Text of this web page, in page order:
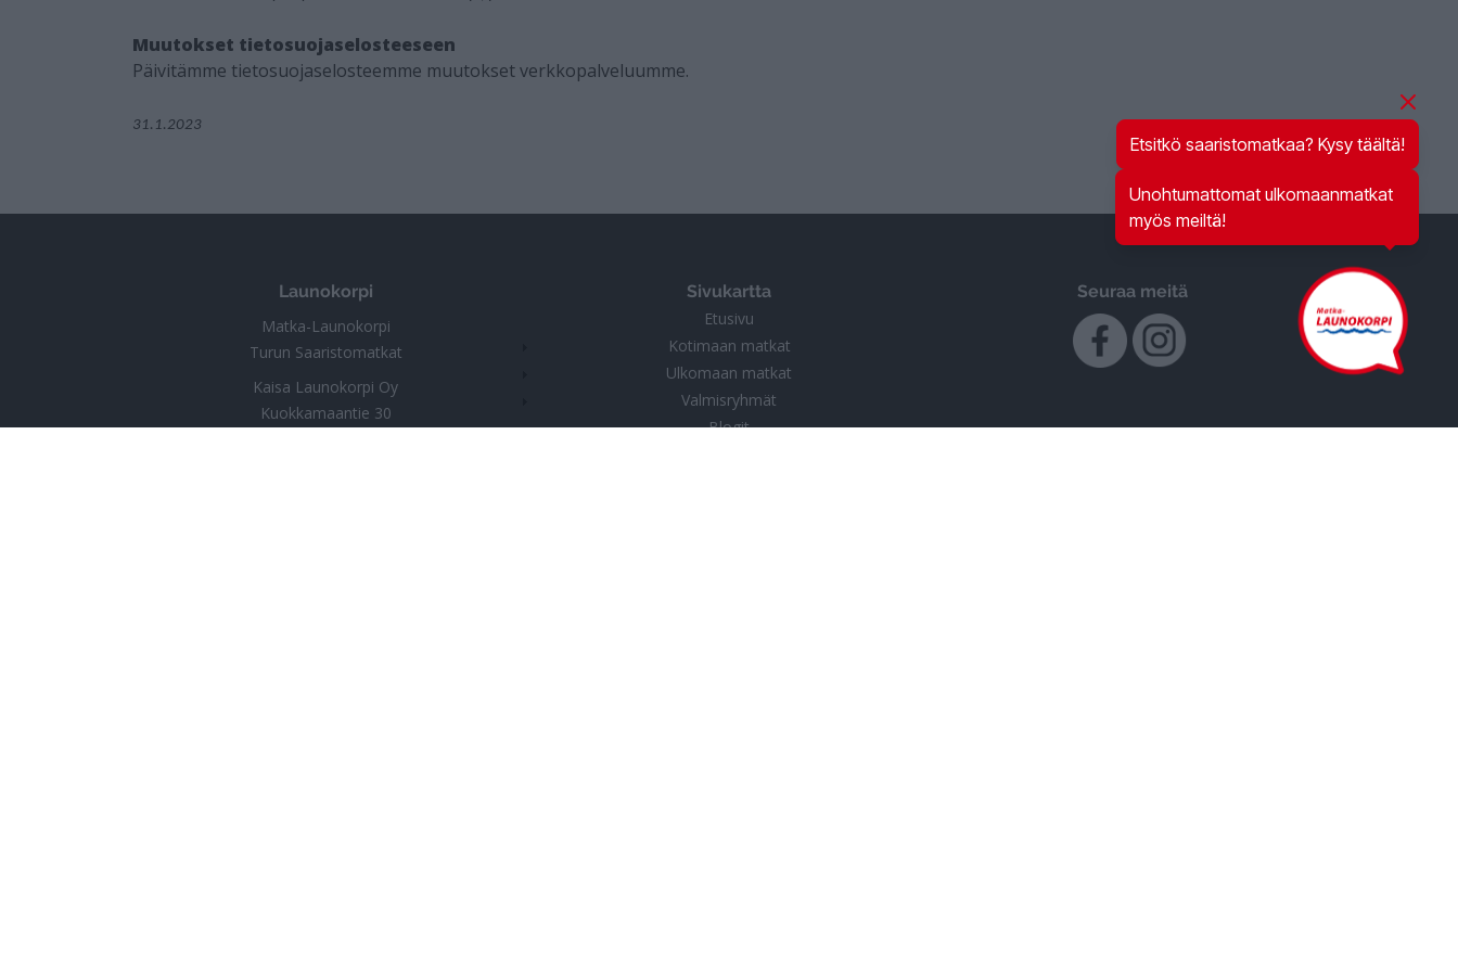
Etsitkö saaristomatkaa? Kysy täältä!
Unohtumattomat ulkomaanmatkat
myös meiltä!
Muutokset tietosuojaselosteeseen
Päivitämme tietosuojaselosteemme muutokset verkkopalveluumme.
31.1.2023
Launokorpi
Matka-Launokorpi
Turun Saaristomatkat
Kaisa Launokorpi Oy
Kuokkamaantie 30
Sivukartta
Etusivu
Kotimaan matkat
Ulkomaan matkat
Valmisryhmät
Blogit
Seuraa meitä